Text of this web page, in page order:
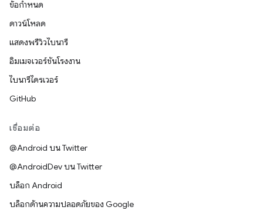
ข้อกำหนด
ดาวน์โหลด
แสดงพรีวิวไบนารี
อิมเมจเวอร์ชันโรงงาน
ไบนารีไดรเวอร์
GitHub
เชื่อมต่อ
@Android บน Twitter
@AndroidDev บน Twitter
บล็อก Android
บล็อกด้านความปลอดภัยของ Google